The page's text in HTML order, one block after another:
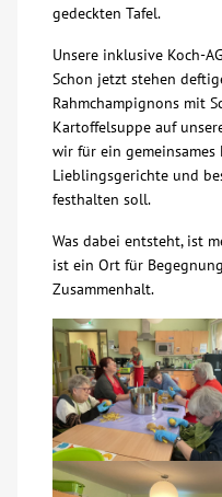
Ausbildung
Glossar
Kontakt
AWO BB Süd
gedeckten Tafel.
Unsere inklusive Koch-
Schon jetzt stehen
Rahmchampignons mit
Kartoffelsuppe auf
wir für ein gemeinsames
Lieblingsgerichte und
festhalten soll.
Was dabei entsteht, ist
ist ein Ort für
Zusammenhalt.